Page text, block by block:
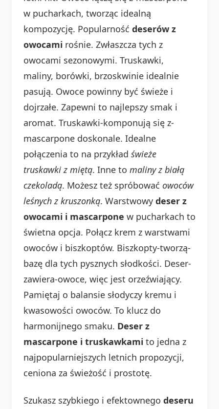
w pucharkach, tworząc idealną
kompozycję. Popularność deserów z
owocami rośnie. Zwłaszcza tych z
owocami sezonowymi. Truskawki,
maliny, borówki, brzoskwinie idealnie
pasują. Owoce powinny być świeże i
dojrzałe. Zapewni to najlepszy smak i
aromat. Truskawki-komponują się z-
mascarpone doskonale. Idealne
połączenia to na przykład świeże
truskawki z miętą. Inne to maliny z białą
czekoladą. Możesz też spróbować owoców
leśnych z kruszonką. Warstwowy deser z
owocami i mascarpone w pucharkach to
świetna opcja. Połącz krem z warstwami
owoców i biszkoptów. Biszkopty-tworzą-
bazę dla tych pysznych słodkości. Deser-
zawiera-owoce, więc jest orzeźwiający.
Pamiętaj o balansie słodyczy kremu i
kwasowości owoców. To klucz do
harmonijnego smaku. Deser z
mascarpone i truskawkami to jedna z
najpopularniejszych letnich propozycji,
ceniona za świeżość i prostotę.
Szukasz szybkiego i efektownego deseru